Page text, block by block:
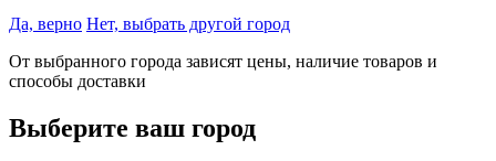
Да, верно Нет, выбрать другой город
От выбранного города зависят цены, наличие товаров и
способы доставки
Выберите ваш город